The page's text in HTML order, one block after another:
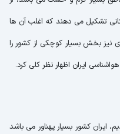
تشکیل می دهند که اغلب آن ها
نیز بخش بسیار کوچکی از کشور را
ایران اظهار نظر کلی کرد.
ایران کشور بسیار پهناور می باشد